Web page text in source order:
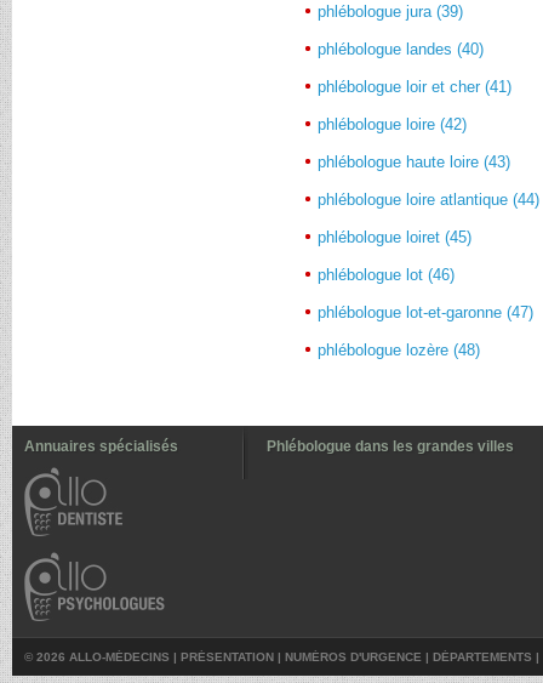
phlébologue jura (39)
phlébologue landes (40)
phlébologue loir et cher (41)
phlébologue loire (42)
phlébologue haute loire (43)
phlébologue loire atlantique (44)
phlébologue loiret (45)
phlébologue lot (46)
phlébologue lot-et-garonne (47)
phlébologue lozère (48)
Annuaires spécialisés Phlébologue dans les grandes villes
© 2026 ALLO-MÉDECINS | PRÉSENTATION | NUMÉROS D'URGENCE | DÉPARTEMENTS |